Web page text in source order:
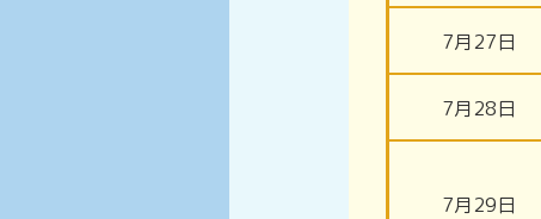
7月27日
7月28日
7月29日